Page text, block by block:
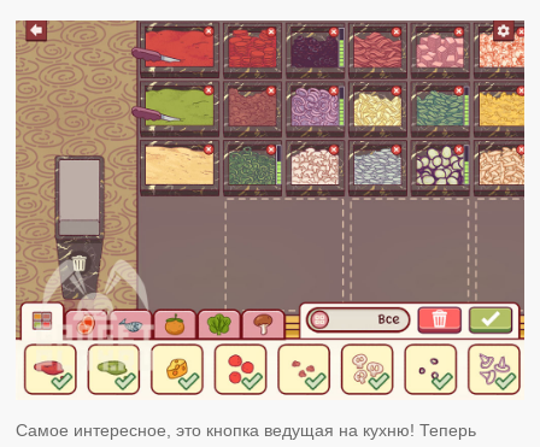
Самое интересное, это кнопка ведущая на кухню! Теперь